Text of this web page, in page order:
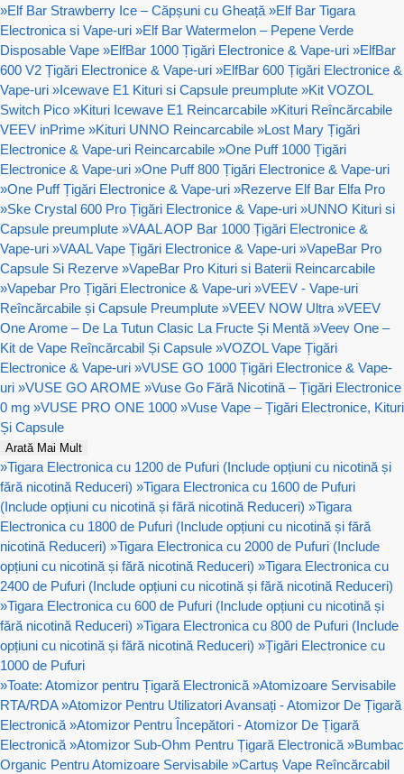
»Elf Bar Strawberry Ice – Căpșuni cu Gheață »Elf Bar Tigara
Electronica si Vape-uri »Elf Bar Watermelon – Pepene Verde
Disposable Vape »ElfBar 1000 Țigări Electronice & Vape-uri »ElfBar
600 V2 Țigări Electronice & Vape-uri »ElfBar 600 Țigări Electronice &
Vape-uri »Icewave E1 Kituri si Capsule preumplute »Kit VOZOL
Switch Pico »Kituri Icewave E1 Reincarcabile »Kituri Reîncărcabile
VEEV inPrime »Kituri UNNO Reincarcabile »Lost Mary Țigări
Electronice & Vape-uri Reincarcabile »One Puff 1000 Țigări
Electronice & Vape-uri »One Puff 800 Țigări Electronice & Vape-uri
»One Puff Țigări Electronice & Vape-uri »Rezerve Elf Bar Elfa Pro
»Ske Crystal 600 Pro Țigări Electronice & Vape-uri »UNNO Kituri si
Capsule preumplute »VAAL AOP Bar 1000 Țigări Electronice &
Vape-uri »VAAL Vape Țigări Electronice & Vape-uri »VapeBar Pro
Capsule Si Rezerve »VapeBar Pro Kituri si Baterii Reincarcabile
»Vapebar Pro Țigări Electronice & Vape-uri »VEEV - Vape-uri
Reîncărcabile și Capsule Preumplute »VEEV NOW Ultra »VEEV
One Arome – De La Tutun Clasic La Fructe Și Mentă »Veev One –
Kit de Vape Reîncărcabil Și Capsule »VOZOL Vape Țigări
Electronice & Vape-uri »VUSE GO 1000 Țigări Electronice & Vape-
uri »VUSE GO AROME »Vuse Go Fără Nicotină – Țigări Electronice
0 mg »VUSE PRO ONE 1000 »Vuse Vape – Țigări Electronice, Kituri
Și Capsule
Arată Mai Mult
»Tigara Electronica cu 1200 de Pufuri (Include opțiuni cu nicotină și
fără nicotină Reduceri) »Tigara Electronica cu 1600 de Pufuri
(Include opțiuni cu nicotină și fără nicotină Reduceri) »Tigara
Electronica cu 1800 de Pufuri (Include opțiuni cu nicotină și fără
nicotină Reduceri) »Tigara Electronica cu 2000 de Pufuri (Include
opțiuni cu nicotină și fără nicotină Reduceri) »Tigara Electronica cu
2400 de Pufuri (Include opțiuni cu nicotină și fără nicotină Reduceri)
»Tigara Electronica cu 600 de Pufuri (Include opțiuni cu nicotină și
fără nicotină Reduceri) »Tigara Electronica cu 800 de Pufuri (Include
opțiuni cu nicotină și fără nicotină Reduceri) »Țigări Electronice cu
1000 de Pufuri
»Toate: Atomizor pentru Țigară Electronică »Atomizoare Servisabile
RTA/RDA »Atomizor Pentru Utilizatori Avansați - Atomizor De Țigară
Electronică »Atomizor Pentru Începători - Atomizor De Țigară
Electronică »Atomizor Sub-Ohm Pentru Țigară Electronică »Bumbac
Organic Pentru Atomizoare Servisabile »Cartuș Vape Reîncărcabil